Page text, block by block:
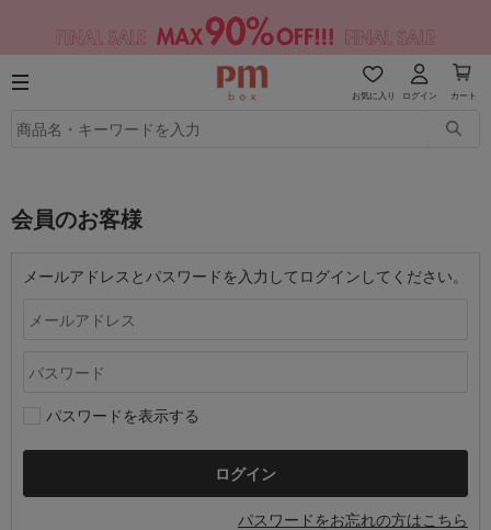
お気に入り ログイン カート
会員のお客様
メールアドレスとパスワードを入力してログインしてください。
パスワードを表示する
パスワードをお忘れの方はこちら